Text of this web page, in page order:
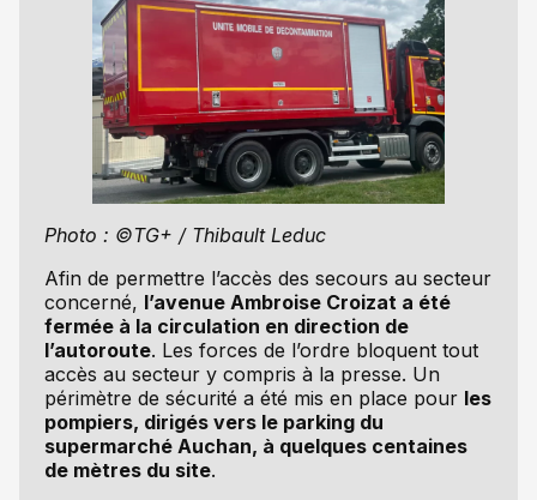
Photo : ©TG+ / Thibault Leduc
Afin de permettre l’accès des secours au secteur
concerné, l’avenue Ambroise Croizat a été
fermée à la circulation en direction de
l’autoroute. Les forces de l’ordre bloquent tout
accès au secteur y compris à la presse. Un
périmètre de sécurité a été mis en place pour les
pompiers, dirigés vers le parking du
supermarché Auchan, à quelques centaines
de mètres du site.